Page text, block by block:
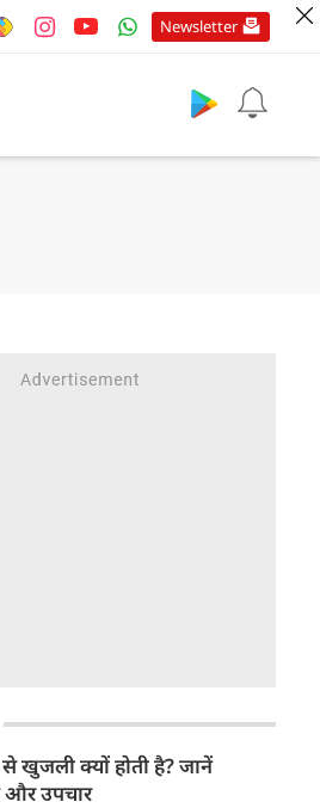
Newsletter
खुजली क्यों होती है? जानें
और उपचार